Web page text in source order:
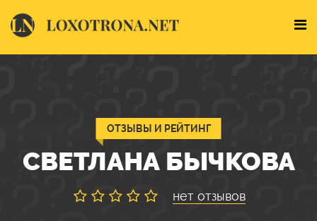
СВЕТЛАНА БЫЧКОВА
ОТЗЫВЫ И РЕЙТИНГ
нет отзывов